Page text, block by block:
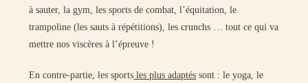
à sauter, la gym, les sports de combat, l’équitation, le
trampoline (les sauts à répétitions), les crunchs … tout ce qui va
mettre nos viscères à l’épreuve !
En contre-partie, les sports les plus adaptés sont : le yoga, le